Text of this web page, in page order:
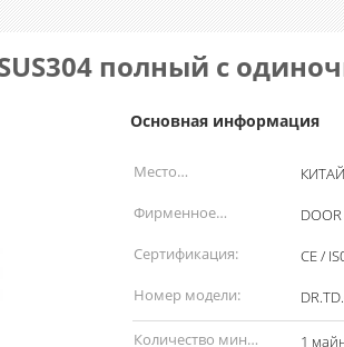
полный с
Основная информация
Место
происхождения:
КИТАЙ
Фирменное
наименование:
DOOR
Сертификация:
CE /
Номер модели:
Количество мин
1